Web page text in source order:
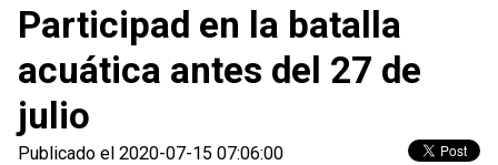
Participad en la batalla
acuática antes del 27 de
julio
Publicado el 2020-07-15 07:06:00